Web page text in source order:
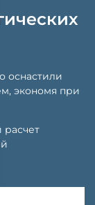
оснастили
экономя при
расчет